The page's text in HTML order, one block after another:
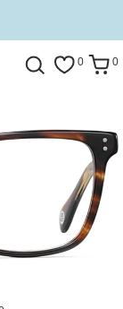
0 0